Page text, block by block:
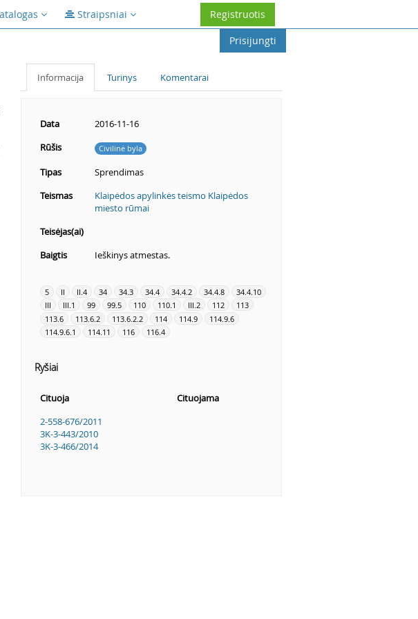
Straipsniai
Registruotis
Prisijungti
Informacija Turinys Komentarai
Data
2016-11-16
Rūšis
Civilinė byla
Tipas
Sprendimas
Teismas
Klaipėdos apylinkės teismo Klaipėdos
miesto rūmai
Teisėjas(ai)
Baigtis
Ieškinys atmestas.
5 II II.4 34 34.3 34.4 34.4.2 34.4.8
34.4.10
III
III.1 99 99.5 110 110.1 III.2 112
113
113.6
113.6.2 113.6.2.2 114 114.9
114.9.6
114.9.6.1
114.11 116 116.4
Ryšiai
Cituoja
Cituojama
2-558-676/2011
3K-3-443/2010
3K-3-466/2014